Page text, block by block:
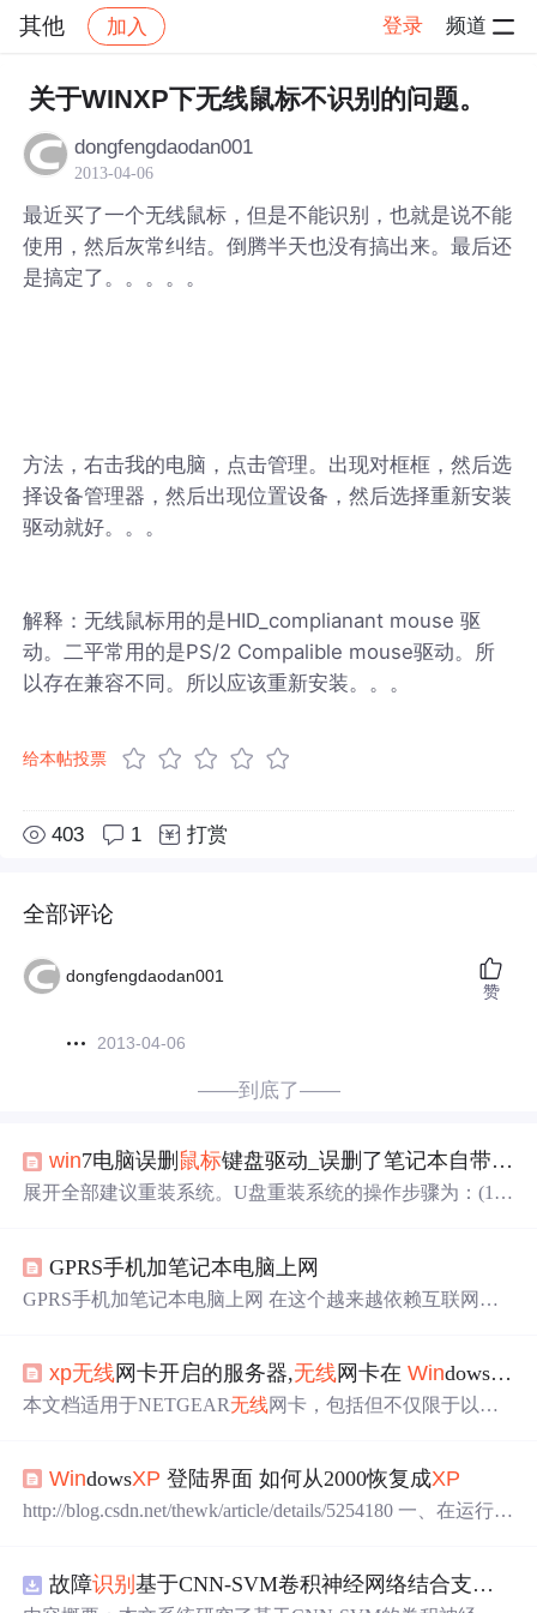
其他 加入 登录 频道
社区 其他 帖子详情
关于WINXP下无线鼠标不识别的问题。
dongfengdaodan001
2013-04-06
最近买了一个无线鼠标，但是不能识别，也就是说不能
使用，然后灰常纠结。倒腾半天也没有搞出来。最后还
是搞定了。。。。。
方法，右击我的电脑，点击管理。出现对框框，然后选
择设备管理器，然后出现位置设备，然后选择重新安装
驱动就好。。。
解释：无线鼠标用的是HID_complianant mouse 驱
动。二平常用的是PS/2 Compalible mouse驱动。所
以存在兼容不同。所以应该重新安装。。。
给本帖投票
403 1 打赏
全部评论
dongfengdaodan001
2013-04-06
赞
——到底了——
win7电脑误删 鼠标键盘驱动_误删了笔记本自带的键盘
展开全部建议重装系统。U盘重装系统的操作步骤为：(1)
上网搜索下载老毛桃或大白菜等启动U盘制作工具，将U盘
插入电脑运行此软件制作成启动U盘。C、到系统之家或类
GPRS手机加笔记本电脑上网
GPRS手机加笔记本电脑上网 在这个越来越依赖互联网信
其他固定场所是很容易做到的，我们有多种便利的条件可
以上网。但如果不具备这种条件，譬如在旅程中要收发电
红外或者蓝牙的笔记本电脑就可以了。这里介绍
xp无线网卡开启的服务器,无线网卡在Windows XP
本文档适用于NETGEAR无线网卡，包括但不仅限于以下
00v2WN111v2WN511TWNA1100WN121TWN711WN311B
WNA3100WN311TWireless-G 54系列Range Max 108系列S...
WindowsXP 登陆界面 如何从2000恢复成XP
http://blog.csdn.net/thewk/article/details/5254180 一、在运行中
左 键双击“总是用传统登陆”，会弹出一个对话框，选中“未
故障识别基于CNN-SVM卷积神经网络结合支持向量机的数据分类预测研究（Matlab代码实现）